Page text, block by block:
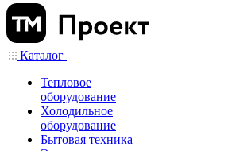
Каталог
Тепловое
оборудование
Холодильное
оборудование
Бытовая техника